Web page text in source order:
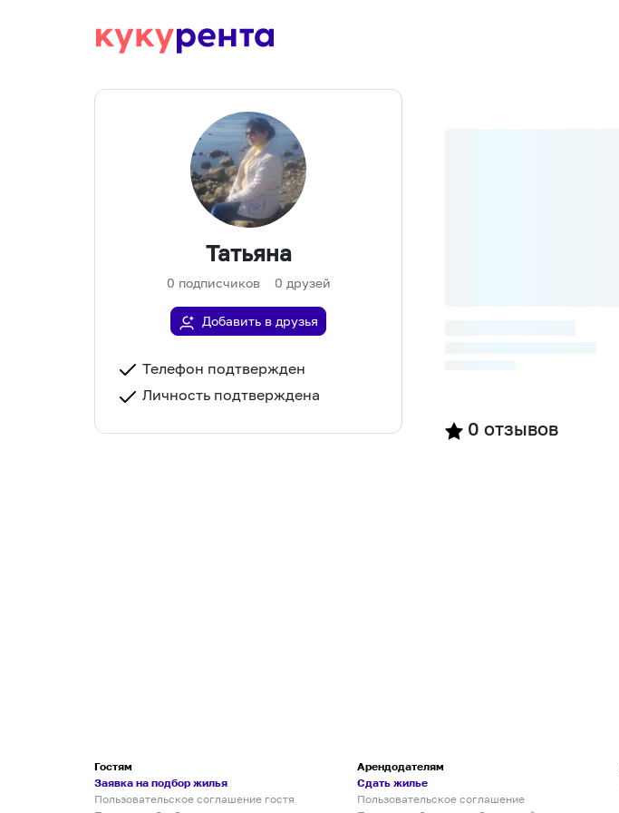
Татьяна
0 подписчиков 0 друзей
Добавить в друзья
Телефон подтвержден
Личность подтверждена
0 отзывов
Гостям
Заявка на подбор жилья
Пользовательское соглашение гостя
Арендодателям
Сдать жилье
Пользовательское соглашение